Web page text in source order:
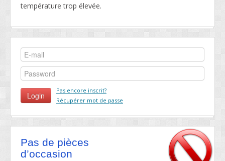
température trop élevée.
Pas encore inscrit?
Récupérer mot de passe
Pas de pièces
d’occasion